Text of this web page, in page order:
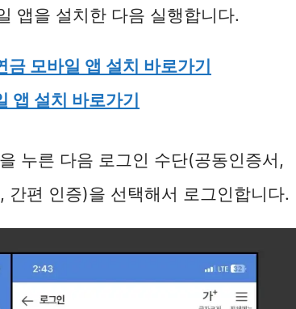
앱을 설치한 다음 실행합니다.
모바일 앱 설치 바로가기
앱 설치 바로가기
누른 다음 로그인 수단(공동인증서,
편 인증)을 선택해서 로그인합니다.